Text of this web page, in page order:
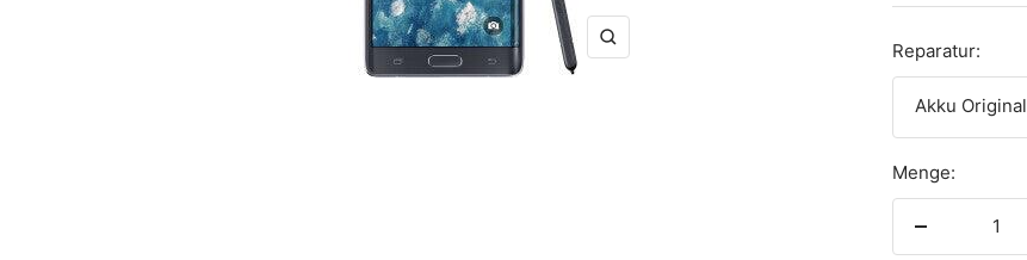
Zoom Reparatur:
Akku Original
Menge: